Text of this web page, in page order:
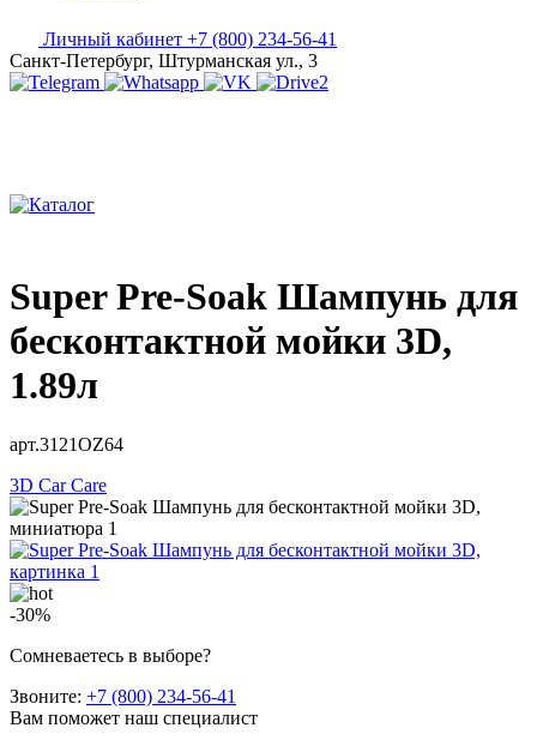
Личный кабинет +7 (800) 234-56-41
Санкт-Петербург, Штурманская ул., 3
Super Pre-Soak Шампунь для
бесконтактной мойки 3D,
1.89л
арт.3121OZ64
3D Car Care
-30%
Сомневаетесь в выборе?
Звоните: +7 (800) 234-56-41
Вам поможет наш специалист